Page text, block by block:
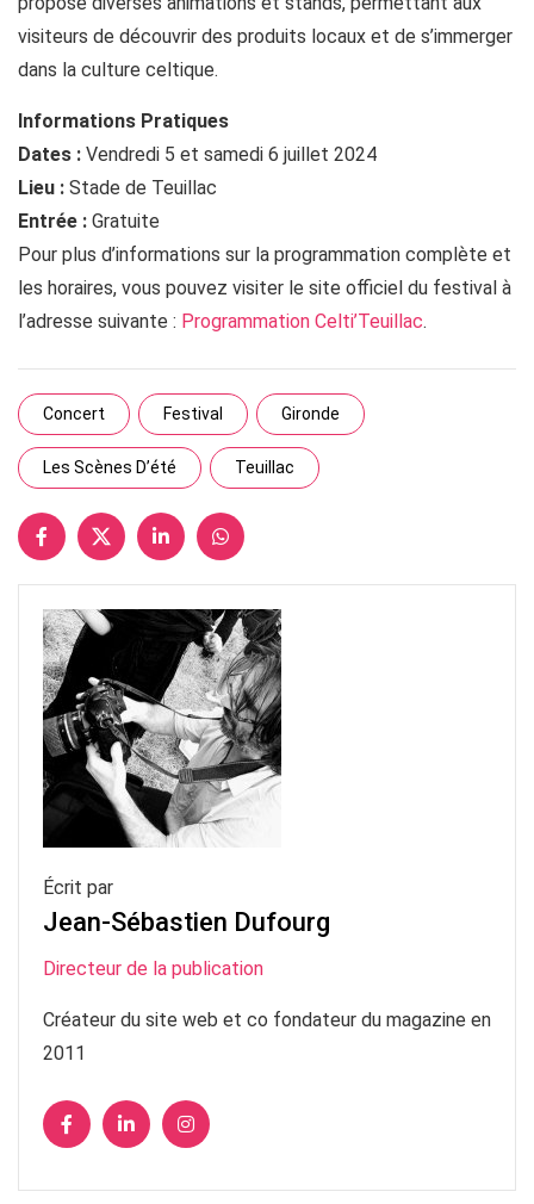
visiteurs de découvrir des produits locaux et de s’immerger
dans la culture celtique.
Informations Pratiques
Dates : Vendredi 5 et samedi 6 juillet 2024
Lieu : Stade de Teuillac
Entrée : Gratuite
Pour plus d’informations sur la programmation complète et
les horaires, vous pouvez visiter le site officiel du festival à
l’adresse suivante : Programmation Celti’Teuillac.
Concert Festival Gironde
Les Scènes D’été Teuillac
Écrit par
Jean-Sébastien Dufourg
Directeur de la publication
Créateur du site web et co fondateur du magazine en
2011